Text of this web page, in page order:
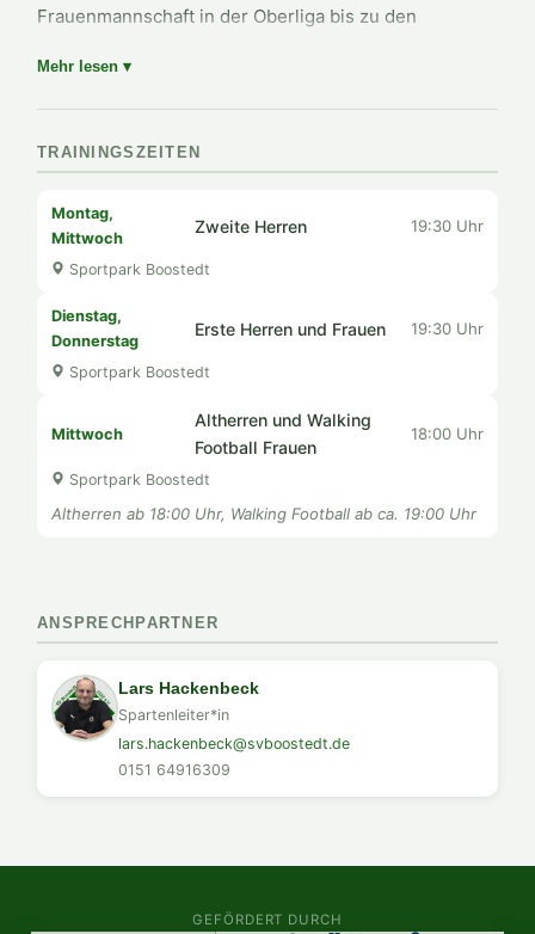
Frauenmannschaft in der Oberliga bis zu den
kickt regelmäßig in Freundschaftsspielen und die
„Walking Football"-Gruppe der Frauen bietet
entspannten Fußballspaß.
Rasenplätzen im Sportpark ist für alle Platz!
Mehr lesen ▾
TRAININGSZEITEN
Montag,
Mittwoch
Zweite Herren 19:30 Uhr
Sportpark Boostedt
Dienstag,
Donnerstag
Erste Herren und Frauen 19:30 Uhr
Sportpark Boostedt
Mittwoch
Altherren und Walking
Football Frauen
18:00 Uhr
Sportpark Boostedt
Altherren ab 18:00 Uhr, Walking Football ab ca. 19:00 Uhr
ANSPRECHPARTNER
Lars Hackenbeck
Spartenleiter*in
lars.hackenbeck@svboostedt.de
0151 64916309
GEFÖRDERT DURCH